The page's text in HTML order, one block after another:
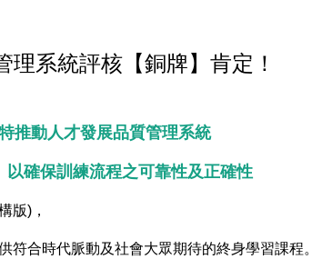
系統評核【銅牌】肯定！
推動人才發展品質管理系統
確保訓練流程之可靠性及正確性
版)，
合時代脈動及社會大眾期待的終身學習課程。